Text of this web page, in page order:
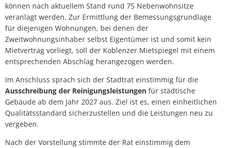
können nach aktuellem Stand rund 75 Nebenwohnsitze
veranlagt werden. Zur Ermittlung der Bemessungsgrundlage
für diejenigen Wohnungen, bei denen der
Zweitwohnungsinhaber selbst Eigentümer ist und somit kein
Mietvertrag vorliegt, soll der Koblenzer Mietspiegel mit einem
entsprechenden Abschlag herangezogen werden.
Im Anschluss sprach sich der Stadtrat einstimmig für die
Ausschreibung der Reinigungsleistungen für städtische
Gebäude ab dem Jahr 2027 aus. Ziel ist es, einen einheitlichen
Qualitätsstandard sicherzustellen und die Leistungen neu zu
vergeben.
Nach der Vorstellung stimmte der Rat einstimmig dem